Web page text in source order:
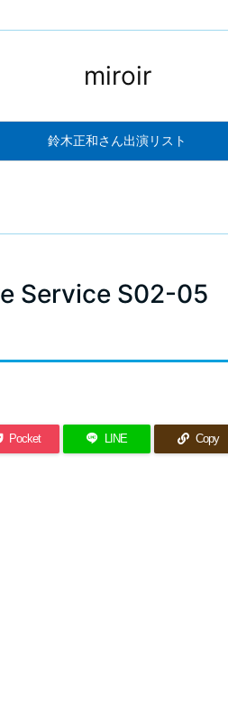
miroir
鈴木正和さん出演リスト
Service S02-05
Pocket LINE Copy